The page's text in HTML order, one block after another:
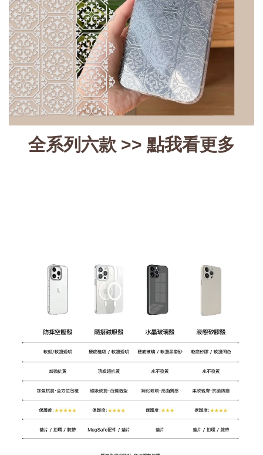
全系列六款 >> 點我看更多